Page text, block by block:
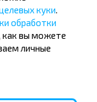
куки.
обработки
как вы можете
личные